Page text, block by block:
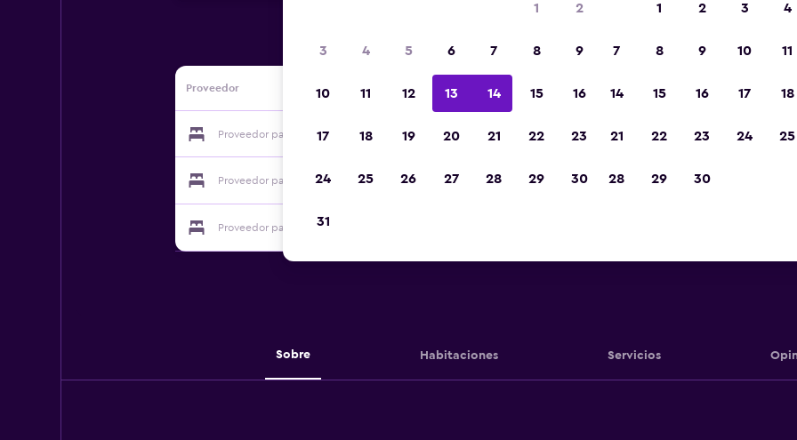
Proveedor
Proveedor para Villa il Palazzo Ver precios
Proveedor para Villa il Palazzo Ver precios
Proveedor para Villa il Palazzo
Sobre Habitaciones Servicios
1 2
3 4 5 6 7 8 9
10 11 12 13 14 15 16
17 18 19 20 21 22 23
24 25 26 27 28 29 30
31
1 2 3 4
7 8 9 10 11
14 15 16 17 18
21 22 23 24 25
28 29 30